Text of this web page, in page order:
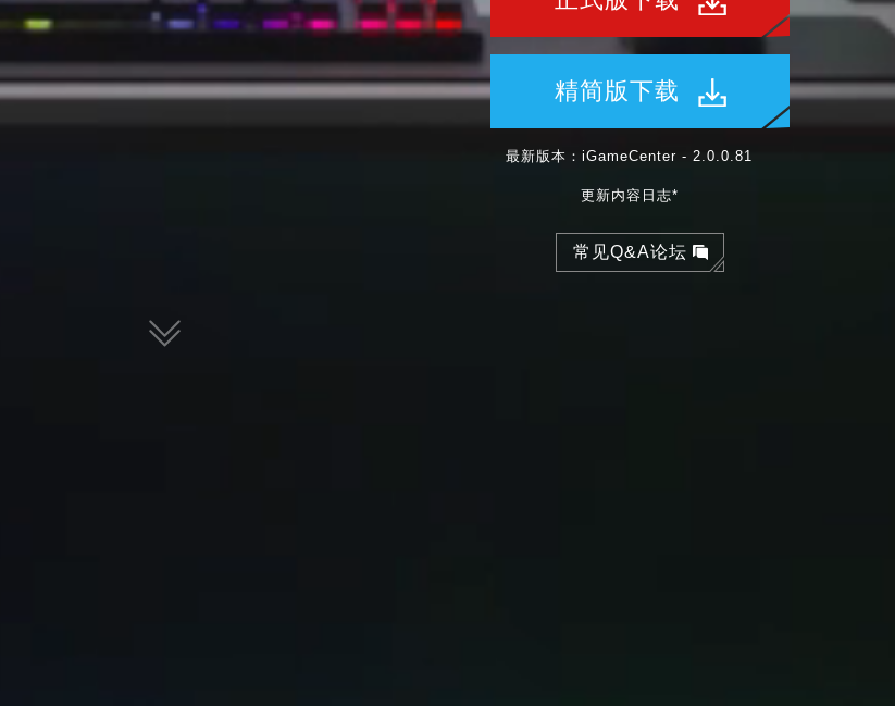
精简版下载
最新版本：iGameCenter - 2.0.0.81
更新内容日志*
常见Q&A论坛